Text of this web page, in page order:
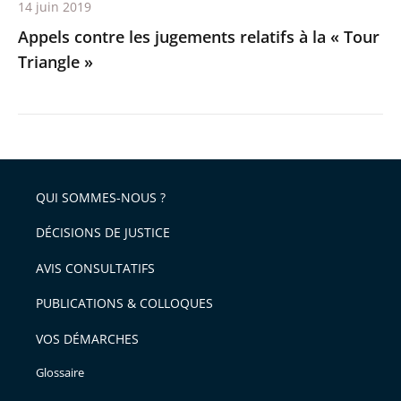
Appels contre les jugements relatifs à la « Tour
Triangle »
14 juin 2019
QUI SOMMES-NOUS ?
DÉCISIONS DE JUSTICE
AVIS CONSULTATIFS
PUBLICATIONS & COLLOQUES
VOS DÉMARCHES
Glossaire